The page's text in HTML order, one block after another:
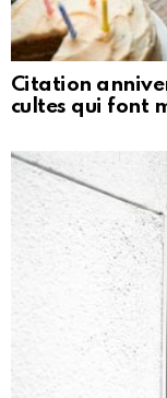
Citation
cultes qui font